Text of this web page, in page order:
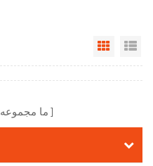
Grid
ما مجموعه